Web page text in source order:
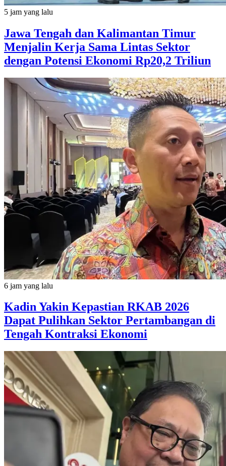
5 jam yang lalu
Jawa Tengah dan Kalimantan Timur
Menjalin Kerja Sama Lintas Sektor
dengan Potensi Ekonomi Rp20,2 Triliun
6 jam yang lalu
Kadin Yakin Kepastian RKAB 2026
Dapat Pulihkan Sektor Pertambangan di
Tengah Kontraksi Ekonomi